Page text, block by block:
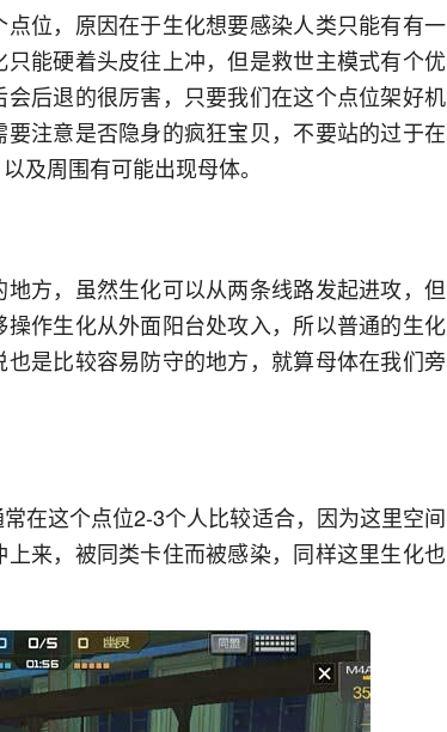
位，原因在于生化想要感染人类只能有有一
能硬着头皮往上冲，但是救世主模式有个优
后退的很厉害，只要我们在这个点位架好机
注意是否隐身的疯狂宝贝，不要站的过于在
及周围有可能出现母体。
方，虽然生化可以从两条线路发起进攻，但
作生化从外面阳台处攻入，所以普通的生化
是比较容易防守的地方，就算母体在我们旁
在这个点位2-3个人比较适合，因为这里空间
来，被同类卡住而被感染，同样这里生化也